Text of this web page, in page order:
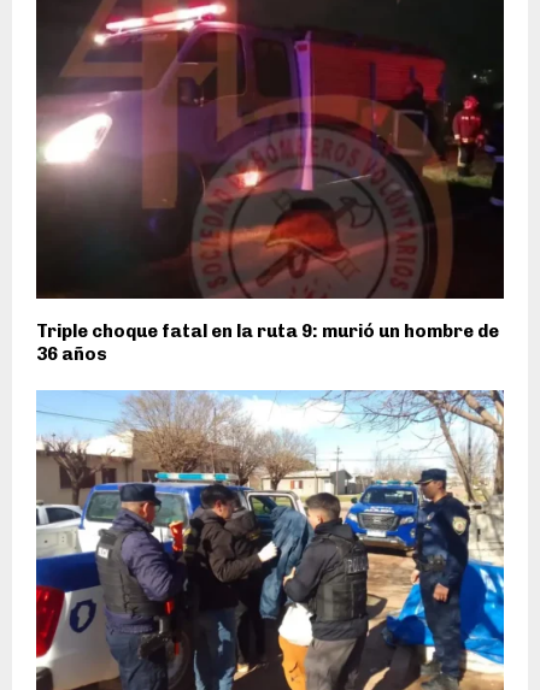
Triple choque fatal en la ruta 9: murió un hombre de
36 años